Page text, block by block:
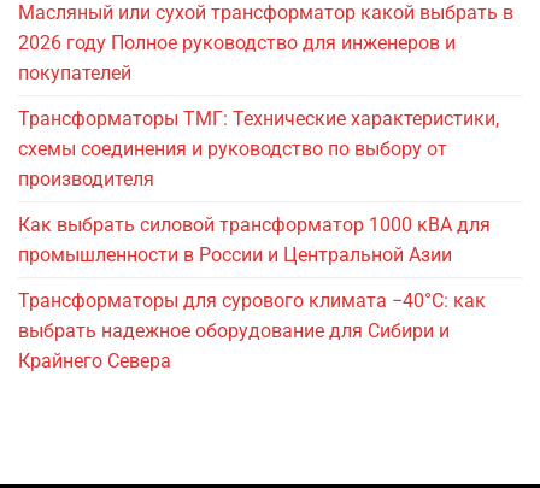
Масляный или сухой трансформатор какой выбрать в
2026 году Полное руководство для инженеров и
покупателей
Трансформаторы ТМГ: Технические характеристики,
схемы соединения и руководство по выбору от
производителя
Как выбрать силовой трансформатор 1000 кВА для
промышленности в России и Центральной Азии
Трансформаторы для сурового климата −40°C: как
выбрать надежное оборудование для Сибири и
Крайнего Севера